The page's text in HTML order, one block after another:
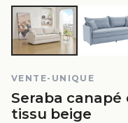
VENTE-UNIQUE
Seraba
tissu beige